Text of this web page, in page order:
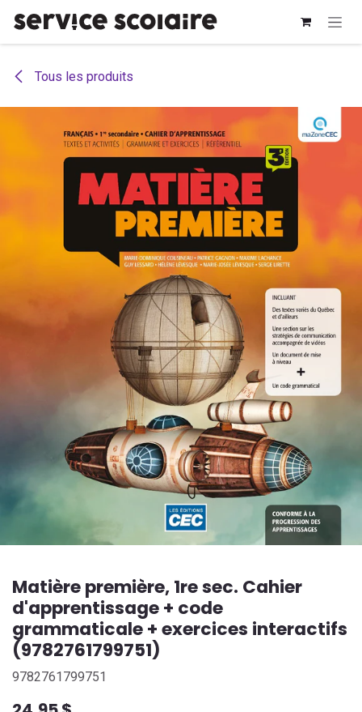
Tous les produits
Matière première, 1re sec. Cahier
d'apprentissage + code
grammaticale + exercices interactifs
(9782761799751)
9782761799751